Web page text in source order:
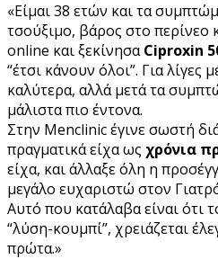
«Είμαι 38 ετών και τα
τσούξιμο, βάρος στο περίνεο
online και ξεκίνησαCiproxin
“έτσι κάνουν όλοι”. Για λίγες
καλύτερα, αλλά μετά τα
μάλιστα πιο έντονα.
Στην Menclinic έγινε σωστή
πραγματικά είχα ως χρόνια
είχα, και άλλαξε όλη η
μεγάλο ευχαριστώ στον
Αυτό που κατάλαβα είναι ότι
“λύση-κουμπί”, χρειάζεται
πρώτα.»